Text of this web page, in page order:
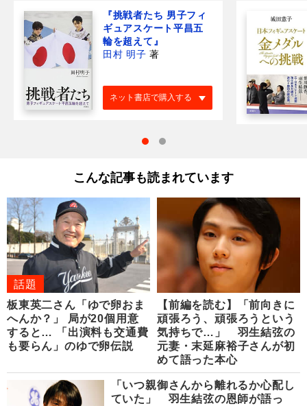
『挑戦者たち 男子フィ
ギュアスケート平昌五
輪を超えて』
田村 明子 著
ネット書店で購入する
こんな記事も読まれています
話題
板東英二さん「ゆで卵おま
へんか？」 局が20個用意
すると… 「出演料も交通費
も要らん」のゆで卵伝説
【前編を読む】「前向きに
頑張ろう、頑張ろうという
気持ちで…」 羽生結弦の
元妻・末延麻裕子さんが初
めて語った本心
「いつ親御さんから離れるか心配し
ていた」 羽生結弦の恩師が語っ